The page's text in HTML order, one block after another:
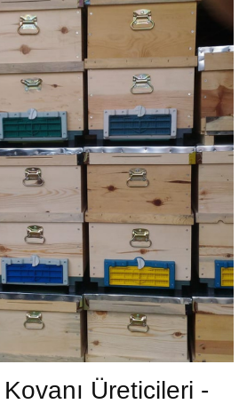
Üreticileri -